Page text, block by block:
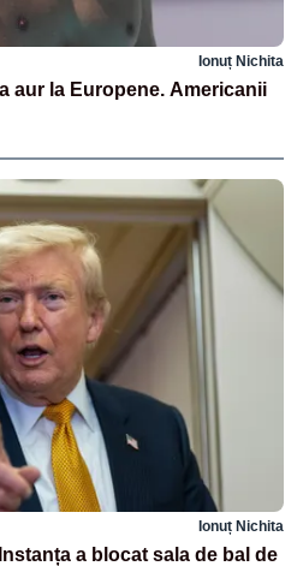
Ionuț Nichita
aur la Europene. Americanii
Ionuț Nichita
a blocat sala de bal de